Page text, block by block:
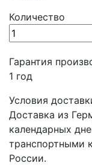
Количество
Гарантия
1 год
Условия
Доставка из
календарных
транспортными
России.